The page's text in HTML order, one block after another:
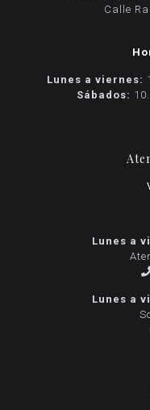
Calle
Lunes a viernes:
Sábados:
Lunes a
Lunes a